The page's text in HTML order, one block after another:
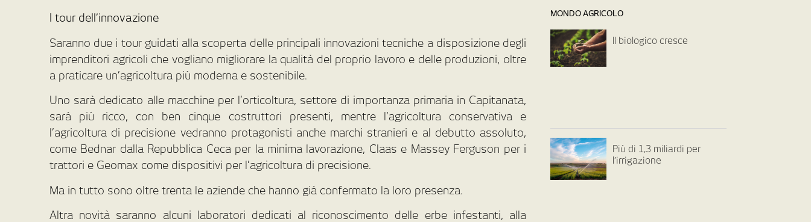
I tour dell’innovazione
Saranno due i tour guidati alla scoperta delle principali innovazioni tecniche a disposizione degli
imprenditori agricoli che vogliano migliorare la qualità del proprio lavoro e delle produzioni, oltre
a praticare un’agricoltura più moderna e sostenibile.
Uno sarà dedicato alle macchine per l’orticoltura, settore di importanza primaria in Capitanata,
sarà più ricco, con ben cinque costruttori presenti, mentre l’agricoltura conservativa e
l’agricoltura di precisione vedranno protagonisti anche marchi stranieri e al debutto assoluto,
come Bednar dalla Repubblica Ceca per la minima lavorazione, Claas e Massey Ferguson per i
trattori e Geomax come dispositivi per l’agricoltura di precisione.
Ma in tutto sono oltre trenta le aziende che hanno già confermato la loro presenza.
Altra novità saranno alcuni laboratori dedicati al riconoscimento delle erbe infestanti, alla
MONDO AGRICOLO
Il biologico cresce
Più di 1,3 miliardi per
l’irrigazione